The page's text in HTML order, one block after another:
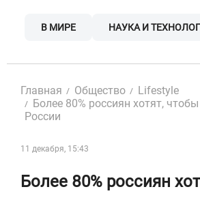
В МИРЕ НАУКА И
Главная Общество
Lifestyle
Более 80% россиян хотят,
России
11 декабря, 15:43
Более 80% россиян